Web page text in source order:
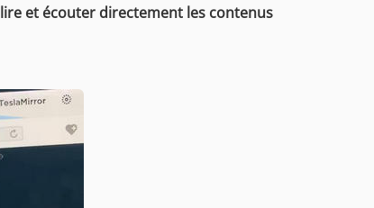
lire et écouter directement les contenus